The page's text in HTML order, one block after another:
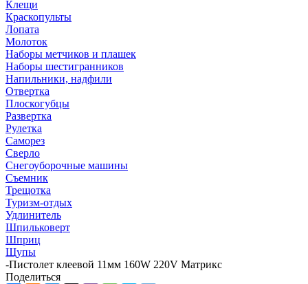
Клещи
Краскопульты
Лопата
Молоток
Наборы метчиков и плашек
Наборы шестигранников
Напильники, надфили
Отвертка
Плоскогубцы
Развертка
Рулетка
Саморез
Сверло
Снегоуборочные машины
Съемник
Трещотка
Туризм-отдых
Удлинитель
Шпильковерт
Шприц
Щупы
-Пистолет клеевой 11мм 160W 220V Матрикс
Поделиться